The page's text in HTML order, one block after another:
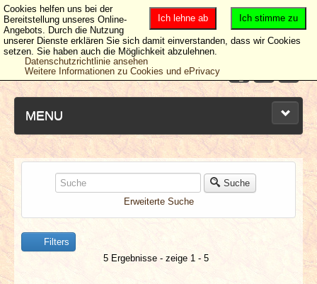
MENU
NEUESTE ARTIKEL
NEWS & DATES
BERICHTE
Suche
Erweiterte Suche
Filters
5 Ergebnisse - zeige 1 - 5
Ich stimme zu
Ich lehne ab
Cookies helfen uns bei der
Bereitstellung unseres Online-
Angebots. Durch die Nutzung
unserer Dienste erklären Sie sich damit einverstanden, dass wir Cookies
setzen. Sie haben auch die Möglichkeit abzulehnen.
Datenschutzrichtlinie ansehen
Weitere Informationen zu Cookies und ePrivacy